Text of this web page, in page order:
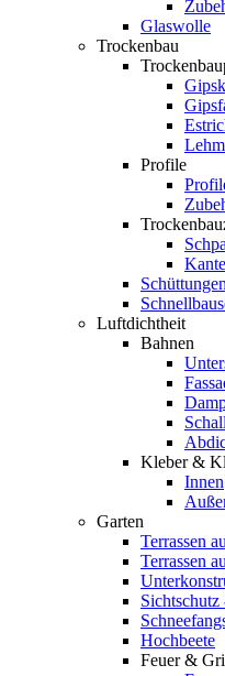
Glaswolle
Trockenbau
Lehm
Profile
Schüttungen
Luftdichtheit
Bahnen
Kleber &
Innen
Garten
Terrassen
Terrassen
Hochbeete
Feuer &